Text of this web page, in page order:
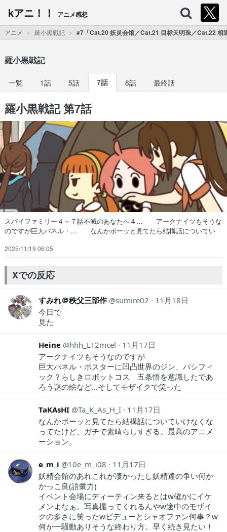
kアニ！！ アニメ感想
アニメ 羅小黒戦記 #7「Cat.20 妖灵会馆／Cat.21 目标天明珠／Cat.22 相
羅小黒戦記
一覧 1話 5話 7話 8話 最終話
羅小黒戦記 第7話
スパイファミリー４～７話不滅のあなたへ４… アークナイツもそうな
のですが巨大パネル・… なんかボーッと見てたら結構話についてい
しました!!宜しければ、是非… あと設定追いかけたいんだけど、どこ
イベント（ゲムショ？コスプレイヤ… モザイク多めで爆笑した。シャ
オヘイが見て… まー、版権とかの問題もあるし、かなり前だ…
2025/11/19 06:05
Xでの反応
すみれ＠秩父三部作 sumire02
11月18日
今日で
見た
Heine hhh_LT2mcel
11月17日
アークナイツもそうなのですが
巨大パネル・ポスターに凹凸世界のジン、パシフィ
ック？らしきロボットコス 五条悟を意識したであ
ろう謎の絵など...そしてモザイクで笑った
TaKAsHI Ta_K_As_H_I
11月17日
なんかボーッと見てたら結構話についていけなくな
ってたけど、ガチで素晴らしすぎる。最高のアニメ
ーション。
e_m_i 10e_m_i08
11月17日
妖精会館のあれこれが凄かったし妖精達の争い何か
かっこ良(語彙力)
イベント会場にディーティン来るとはw確かにイケ
メンよなぁ。写真撮ってくれるんやw途中のモザイ
クの多さに笑ったwビデューとシャオファン何事？w
何か一騒動ありそうな終わり方。早く続き見たい！